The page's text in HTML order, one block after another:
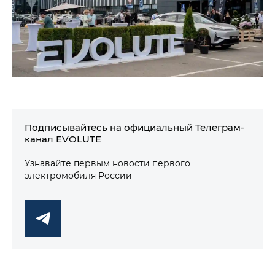
Подписывайтесь на официальный Телеграм-
канал EVOLUTE
Узнавайте первым новости первого
электромобиля России